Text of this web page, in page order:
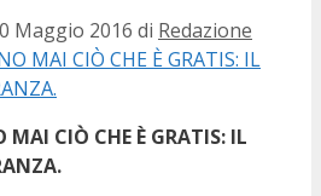
Maggio 2016 di Redazione
MAI CIÒ CHE È GRATIS: IL